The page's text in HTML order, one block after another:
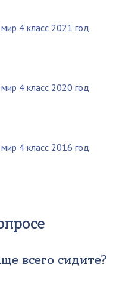
4 класс 2021 год
4 класс 2020 год
4 класс 2016 год
всего сидите?